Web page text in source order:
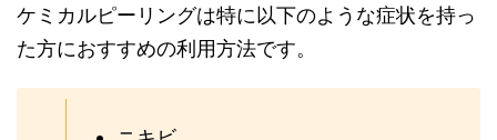
ケミカルピーリングは特に以下のような症状を持っ
た方におすすめの利用方法です。